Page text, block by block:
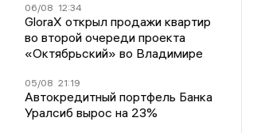
06/08 12:34
GloraX открыл продажи квартир
во второй очереди проекта
«Октябрьский» во Владимире
05/08 21:19
Автокредитный портфель Банка
Уралсиб вырос на 23%